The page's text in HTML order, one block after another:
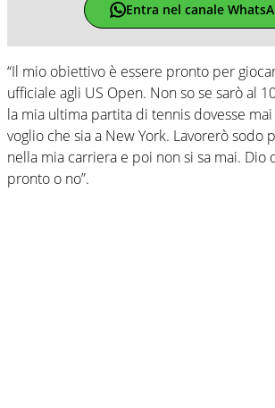
Entra nel canale
“Il mio obiettivo è essere pronto per
ufficiale agli US Open. Non so se sarò al
la mia ultima partita di tennis dovesse mai
voglio che sia a New York. Lavorerò sodo
nella mia carriera e poi non si sa mai. Dio
pronto o no”.